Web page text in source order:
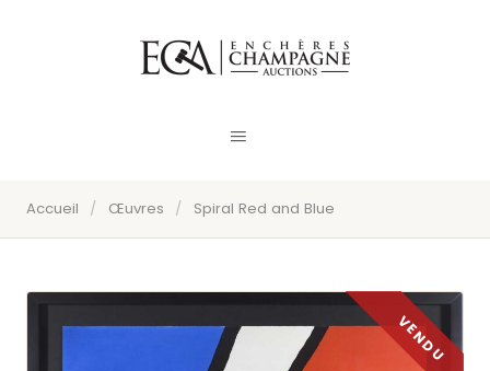
Accueil / Œuvres / Spiral Red and Blue